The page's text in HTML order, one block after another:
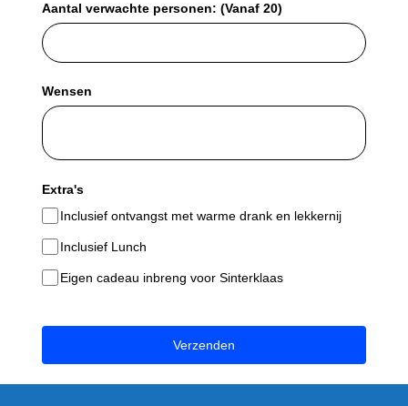
Aantal verwachte personen: (Vanaf 20)
Wensen
Extra's
Inclusief ontvangst met warme drank en lekkernij
Inclusief Lunch
Eigen cadeau inbreng voor Sinterklaas
Verzenden